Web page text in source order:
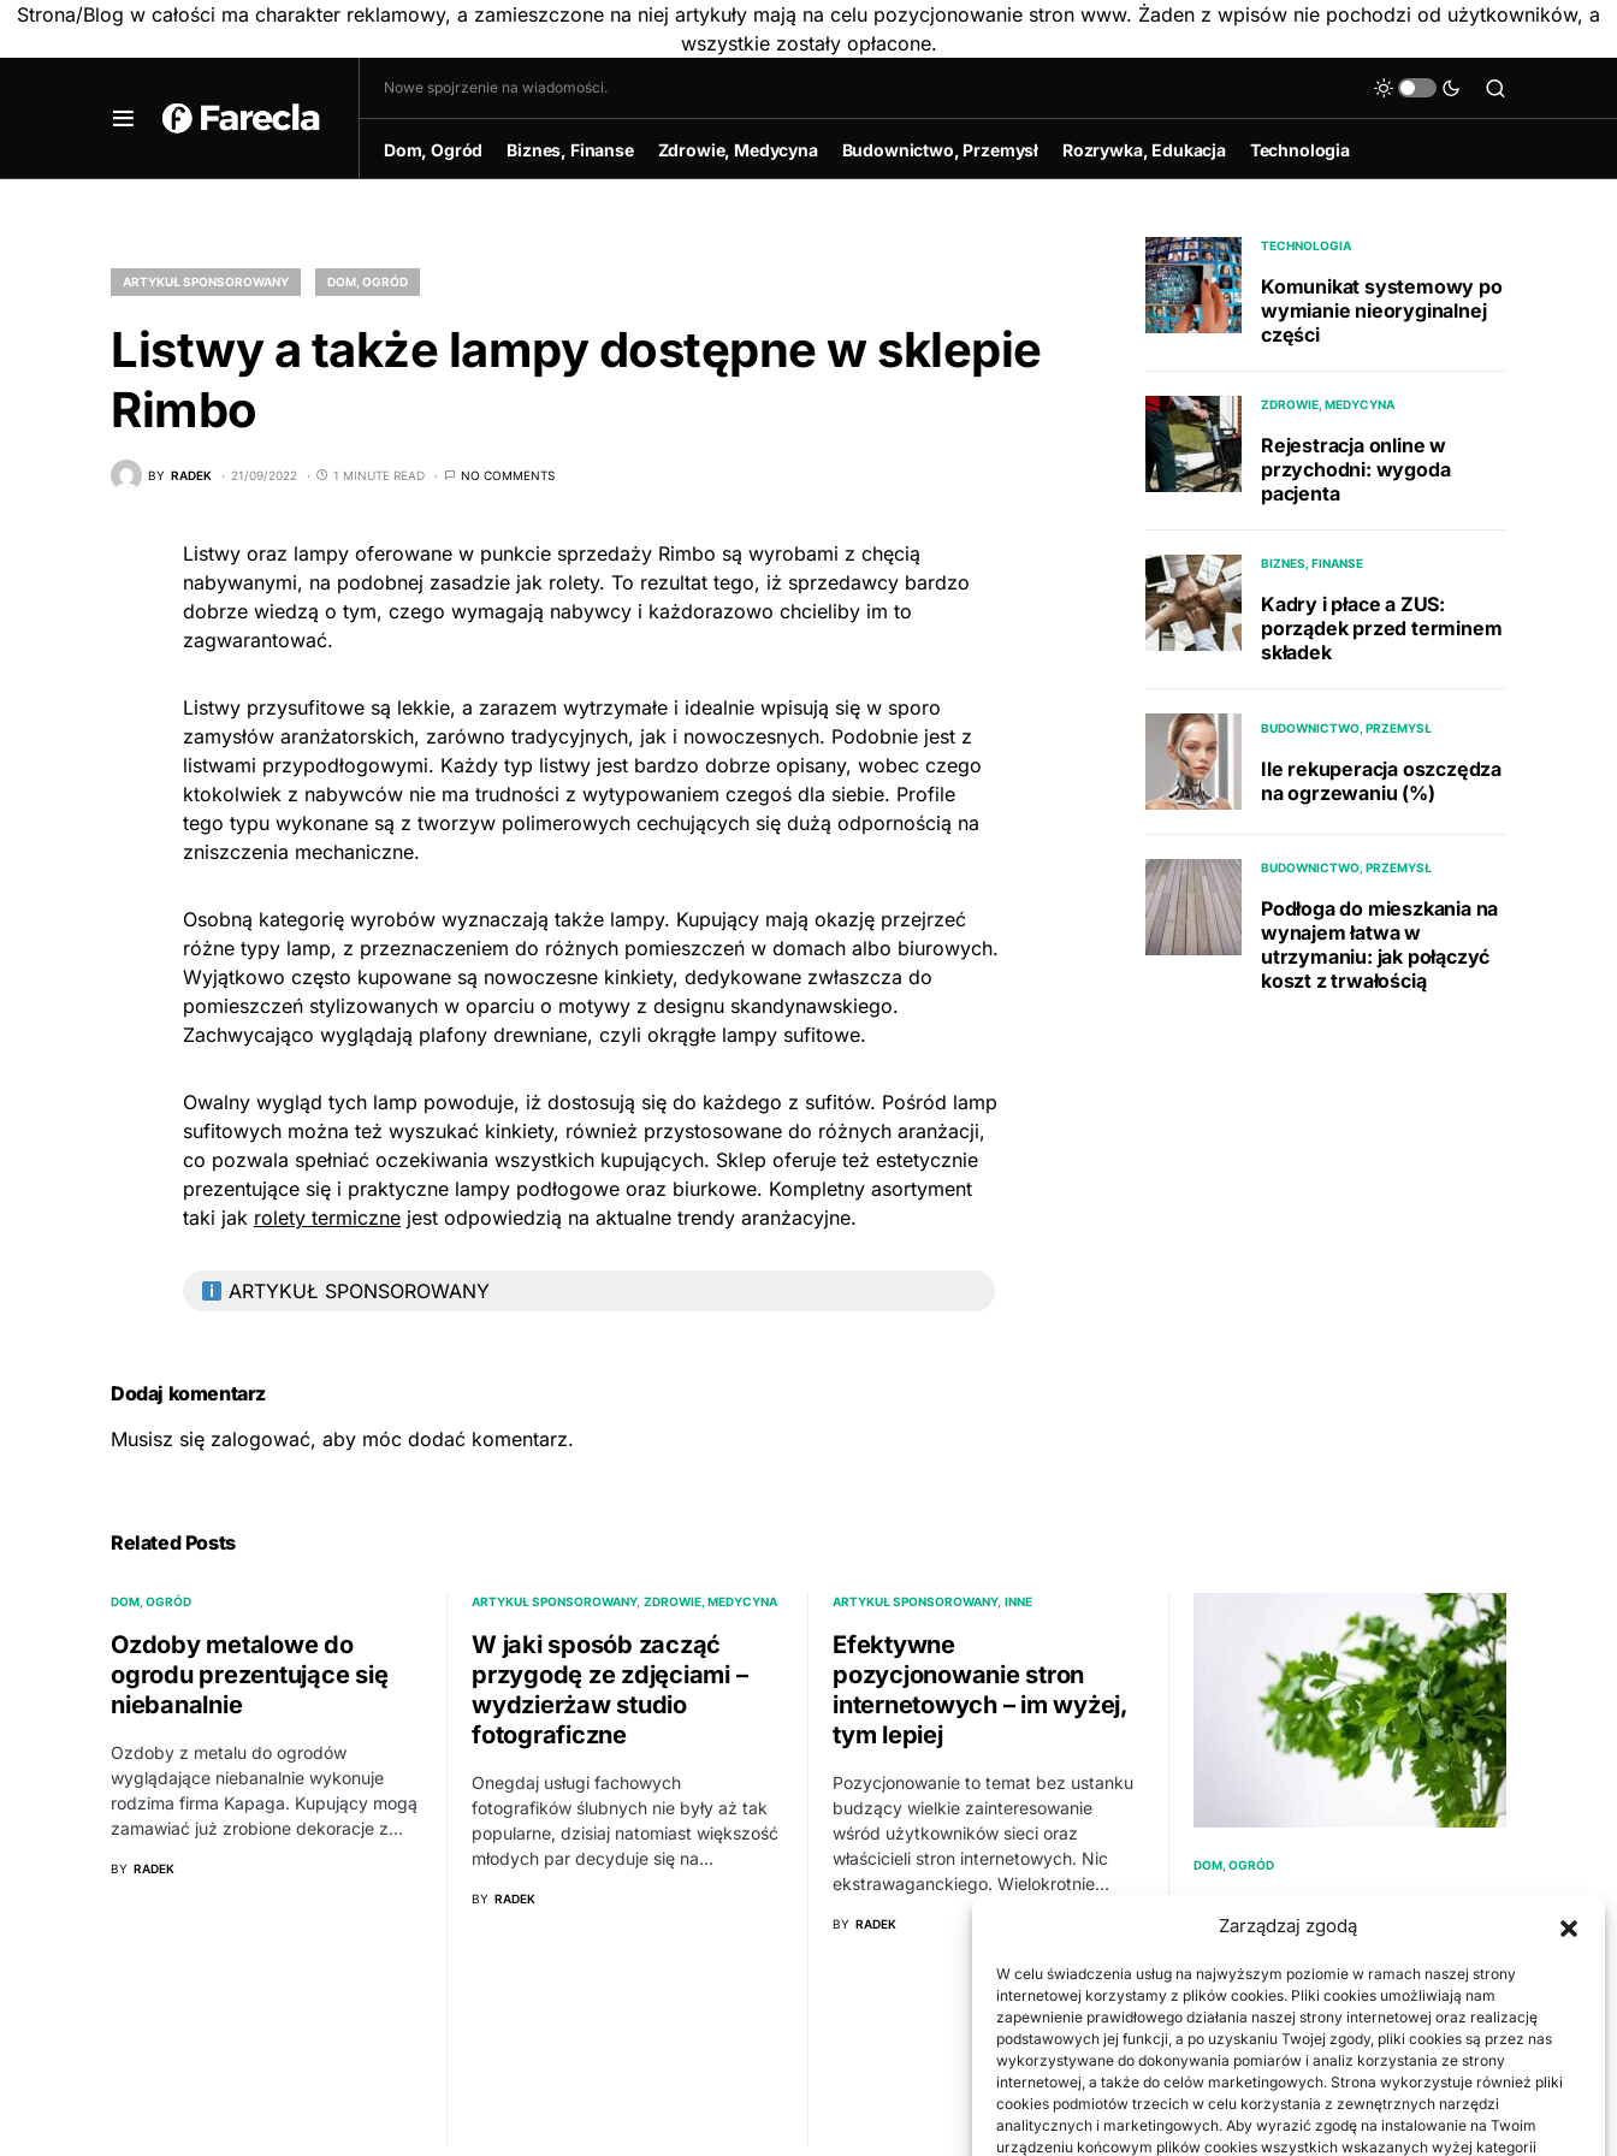
Zarządzaj zgodą
W celu świadczenia usług na najwyższym poziomie w ramach naszej strony
internetowej korzystamy z plików cookies. Pliki cookies umożliwiają nam
zapewnienie prawidłowego działania naszej strony internetowej oraz realizację
podstawowych jej funkcji, a po uzyskaniu Twojej zgody, pliki cookies są przez nas
wykorzystywane do dokonywania pomiarów i analiz korzystania ze strony
internetowej, a także do celów marketingowych. Strona wykorzystuje również pliki
cookies podmiotów trzecich w celu korzystania z zewnętrznych narzędzi
analitycznych i marketingowych. Aby wyrazić zgodę na instalowanie na Twoim
urządzeniu końcowym plików cookies wszystkich wskazanych wyżej kategorii
Strona/Blog w całości ma charakter reklamowy, a zamieszczone na niej artykuły mają na celu pozycjonowanie stron www. Żaden z wpisów nie pochodzi od użytkowników, a
wszystkie zostały opłacone.
Nowe spojrzenie na wiadomości.
Dom, Ogród Biznes, Finanse Zdrowie, Medycyna Budownictwo, Przemysł Rozrywka, Edukacja Technologia
ARTYKUŁ SPONSOROWANY DOM, OGRÓD
Listwy a także lampy dostępne w sklepie
Rimbo
BY RADEK 21/09/2022 1 MINUTE READ NO COMMENTS
Listwy oraz lampy oferowane w punkcie sprzedaży Rimbo są wyrobami z chęcią
nabywanymi, na podobnej zasadzie jak rolety. To rezultat tego, iż sprzedawcy bardzo
dobrze wiedzą o tym, czego wymagają nabywcy i każdorazowo chcieliby im to
zagwarantować.
Listwy przysufitowe są lekkie, a zarazem wytrzymałe i idealnie wpisują się w sporo
zamysłów aranżatorskich, zarówno tradycyjnych, jak i nowoczesnych. Podobnie jest z
listwami przypodłogowymi. Każdy typ listwy jest bardzo dobrze opisany, wobec czego
ktokolwiek z nabywców nie ma trudności z wytypowaniem czegoś dla siebie. Profile
tego typu wykonane są z tworzyw polimerowych cechujących się dużą odpornością na
zniszczenia mechaniczne.
Osobną kategorię wyrobów wyznaczają także lampy. Kupujący mają okazję przejrzeć
różne typy lamp, z przeznaczeniem do różnych pomieszczeń w domach albo biurowych.
Wyjątkowo często kupowane są nowoczesne kinkiety, dedykowane zwłaszcza do
pomieszczeń stylizowanych w oparciu o motywy z designu skandynawskiego.
Zachwycająco wyglądają plafony drewniane, czyli okrągłe lampy sufitowe.
Owalny wygląd tych lamp powoduje, iż dostosują się do każdego z sufitów. Pośród lamp
sufitowych można też wyszukać kinkiety, również przystosowane do różnych aranżacji,
co pozwala spełniać oczekiwania wszystkich kupujących. Sklep oferuje też estetycznie
prezentujące się i praktyczne lampy podłogowe oraz biurkowe. Kompletny asortyment
taki jak rolety termiczne jest odpowiedzią na aktualne trendy aranżacyjne.
ARTYKUŁ SPONSOROWANY
Dodaj komentarz
Musisz się zalogować, aby móc dodać komentarz.
TECHNOLOGIA
Komunikat systemowy po
wymianie nieoryginalnej
części
ZDROWIE, MEDYCYNA
Rejestracja online w
przychodni: wygoda
pacjenta
BIZNES, FINANSE
Kadry i płace a ZUS:
porządek przed terminem
składek
BUDOWNICTWO, PRZEMYSŁ
Ile rekuperacja oszczędza
na ogrzewaniu (%)
BUDOWNICTWO, PRZEMYSŁ
Podłoga do mieszkania na
wynajem łatwa w
utrzymaniu: jak połączyć
koszt z trwałością
Related Posts
DOM, OGRÓD
Ozdoby metalowe do
ogrodu prezentujące się
niebanalnie
Ozdoby z metalu do ogrodów
wyglądające niebanalnie wykonuje
rodzima firma Kapaga. Kupujący mogą
zamawiać już zrobione dekoracje z…
BY RADEK
ARTYKUŁ SPONSOROWANY ZDROWIE, MEDYCYNA
W jaki sposób zacząć
przygodę ze zdjęciami –
wydzierżaw studio
fotograficzne
Onegdaj usługi fachowych
fotografików ślubnych nie były aż tak
popularne, dzisiaj natomiast większość
młodych par decyduje się na…
BY RADEK
ARTYKUŁ SPONSOROWANY INNE
Efektywne
pozycjonowanie stron
internetowych – im wyżej,
tym lepiej
Pozycjonowanie to temat bez ustanku
budzący wielkie zainteresowanie
wśród użytkowników sieci oraz
właścicieli stron internetowych. Nic
ekstrawaganckiego. Wielokrotnie…
BY RADEK
DOM, OGRÓD
do domu? Uniknij
kosztownych pomyłek –
ranking 2025
Jak wybrać pompę ciepła do domu –
decyzja, która zmienia rachunki Jak
wybrać pompę ciepła do domu, żeby…
BY AGATA